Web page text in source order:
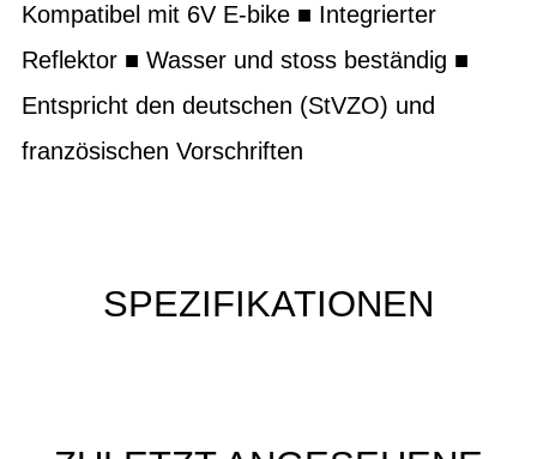
Kompatibel mit 6V E-bike ■ Integrierter
Reflektor ■ Wasser und stoss beständig ■
Entspricht den deutschen (StVZO) und
französischen Vorschriften
SPEZIFIKATIONEN